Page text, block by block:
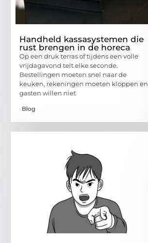
Handheld kassasystemen die
rust brengen in de horeca
Op een druk terras of tijdens een volle
vrijdagavond telt elke seconde.
Bestellingen moeten snel naar de
keuken, rekeningen moeten kloppen en
gasten willen niet
Blog